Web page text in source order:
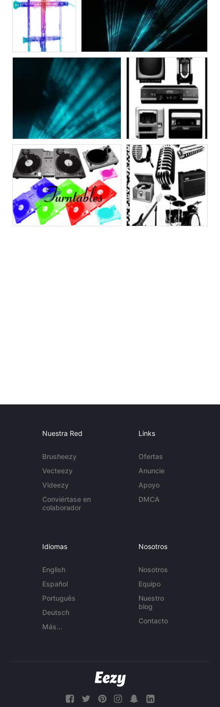
Nuestra Red
Brusheezy
Vecteezy
Videezy
Conviértase en
colaborador
Links
Ofertas
Anuncie
Apoyo
DMCA
Idiomas
English
Español
Português
Deutsch
Más...
Nosotros
Nosotros
Equipo
Nuestro
blog
Contacto